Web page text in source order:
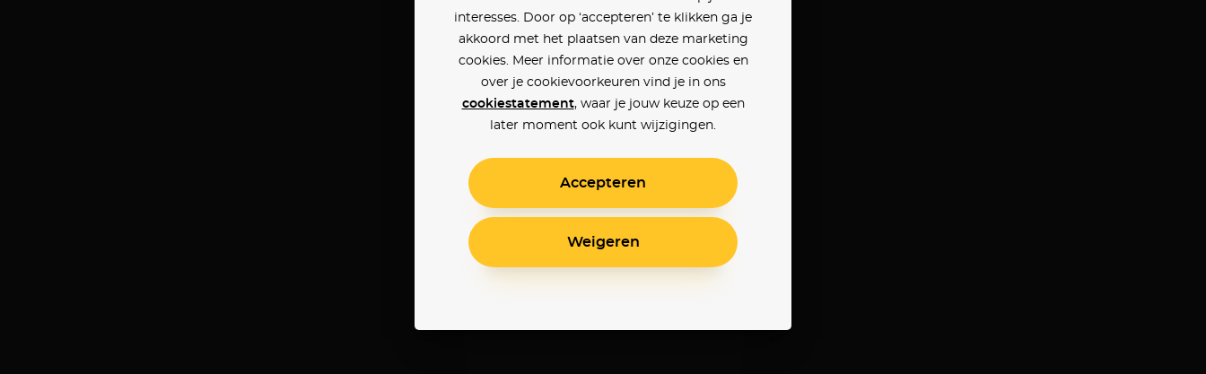
interesses. Door op ‘accepteren’ te klikken ga je
akkoord met het plaatsen van deze marketing
cookies. Meer informatie over onze cookies en
over je cookievoorkeuren vind je in ons
cookiestatement, waar je jouw keuze op een
later moment ook kunt wijzigingen.
Accepteren
Weigeren